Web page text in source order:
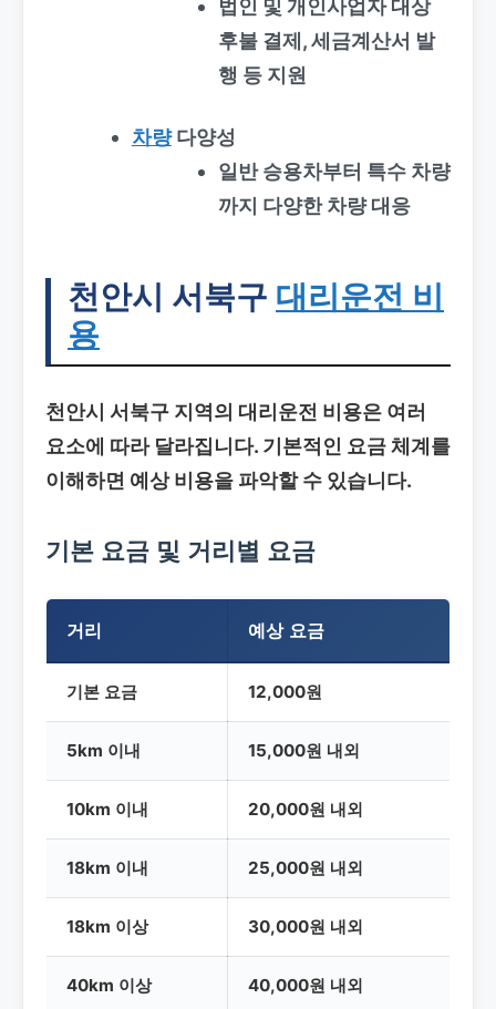
법인 및 개인사업자 대상
후불 결제, 세금계산서 발
행 등 지원
차량다양성
일반 승용차부터 특수 차량
까지 다양한 차량 대응
천안시 서북구 대리운전 비
용
천안시 서북구 지역의 대리운전 비용은 여러
요소에 따라 달라집니다. 기본적인 요금 체계를
이해하면 예상 비용을 파악할 수 있습니다.
기본 요금 및 거리별 요금
거리 예상 요금
기본 요금 12,000원
5km 이내 15,000원 내외
10km 이내 20,000원 내외
18km 이내 25,000원 내외
18km 이상 30,000원 내외
40km 이상 40,000원 내외